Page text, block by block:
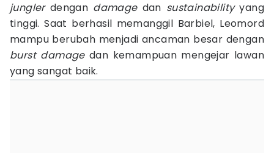
jungler dengan damage dan sustainabilityyang
tinggi. Saat berhasil memanggil Barbiel, Leomord
mampu berubah menjadi ancaman besar dengan
burst damagedan kemampuan mengejar lawan
yang sangat baik.